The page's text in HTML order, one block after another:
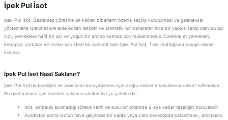
İpek Pul İsot
İpek Pul İsot, Gaziantep yöresine ait kaliteli biberlerin özenle seçilip kurutulması ve geleneksel
yöntemlerle işlenmesiyle elde edilen lezzetli ve aromatik bir baharattır. İnce bir yapıya sahip olan bu pul
isot, yemeklere hafif bir acı ve yoğun bir aroma katmak için mükemmeldir. Özellikle et yemekleri,
kebaplar, çorbalar ve soslar için ideal bir baharat olan İpek Pul İsot, Türk mutfağında yaygın olarak
kullanılır.
İpek Pul İsot Nasıl Saklanır?
İpek Pul İsot'un tazeliğini ve aromasını koruyabilmesi için doğru saklama koşullarına dikkat edilmelidir.
Bu özel baharat için önerilen saklama yöntemleri şu şekildedir:
İsot, ambalajı açılmadığı sürece serin ve kuru bir ortamda 6 aya kadar tazeliğini koruyabilir.
Açıldıktan sonra isotun hava geçirmez bir kapta veya cam kavanozda saklanması, aromasını